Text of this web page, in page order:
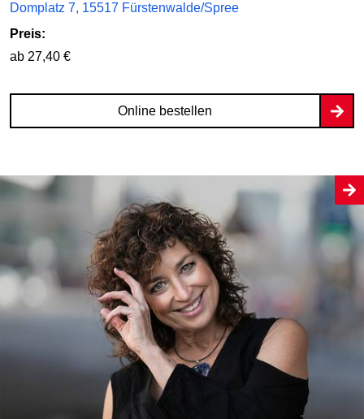
Domplatz 7, 15517 Fürstenwalde/Spree
Preis:
ab 27,40 €
Online bestellen